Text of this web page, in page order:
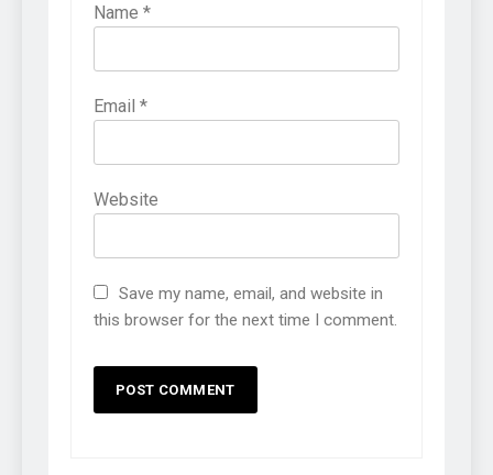
Name *
Email *
Website
Save my name, email, and website in
this browser for the next time I comment.